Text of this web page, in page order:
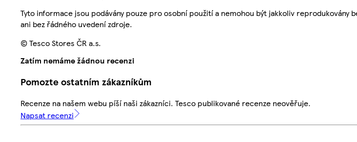
Tyto informace jsou podávány pouze pro osobní použití a nemohou být jakkoliv reprodukovány
ani bez řádného uvedení zdroje.
© Tesco Stores ČR a.s.
Zatím nemáme žádnou recenzi
Pomozte ostatním zákazníkům
Recenze na našem webu píší naši zákazníci. Tesco publikované recenze neověřuje.
Napsat recenzi